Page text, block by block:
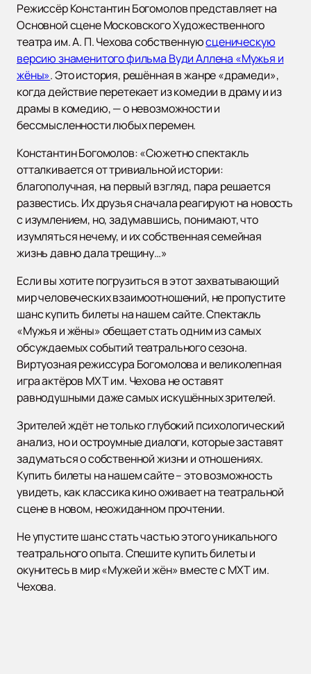
Режиссёр Константин Богомолов представляет на
Основной сцене Московского Художественного
театра им. А. П. Чехова собственнуюсценическую
версию знаменитого фильма Вуди Аллена «Мужья и
жёны». Это история, решённая в жанре «драмеди»,
когда действие перетекает из комедии в драму и из
драмы в комедию, — о невозможности и
бессмысленности любых перемен.
Константин Богомолов: «Сюжетно спектакль
отталкивается от тривиальной истории:
благополучная, на первый взгляд, пара решается
развестись. Их друзья сначала реагируют на новость
с изумлением, но, задумавшись, понимают, что
изумляться нечему, и их собственная семейная
жизнь давно дала трещину…»
Если вы хотите погрузиться в этот захватывающий
мир человеческих взаимоотношений, не пропустите
шанс купить билеты на нашем сайте. Спектакль
«Мужья и жёны» обещает стать одним из самых
обсуждаемых событий театрального сезона.
Виртуозная режиссура Богомолова и великолепная
игра актёров МХТ им. Чехова не оставят
равнодушными даже самых искушённых зрителей.
Зрителей ждёт не только глубокий психологический
анализ, но и остроумные диалоги, которые заставят
задуматься о собственной жизни и отношениях.
Купить билеты на нашем сайте – это возможность
увидеть, как классика кино оживает на театральной
сцене в новом, неожиданном прочтении.
Не упустите шанс стать частью этого уникального
театрального опыта. Спешите купить билеты и
окунитесь в мир «Мужей и жён» вместе с МХТ им.
Чехова.